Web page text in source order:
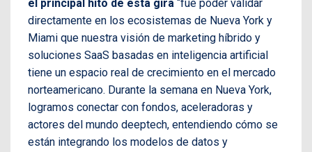
el principal hito de esta gira “fue poder validar
directamente en los ecosistemas de Nueva York y
Miami que nuestra visión de marketing híbrido y
soluciones SaaS basadas en inteligencia artificial
tiene un espacio real de crecimiento en el mercado
norteamericano. Durante la semana en Nueva York,
logramos conectar con fondos, aceleradoras y
actores del mundo deeptech, entendiendo cómo se
están integrando los modelos de datos y